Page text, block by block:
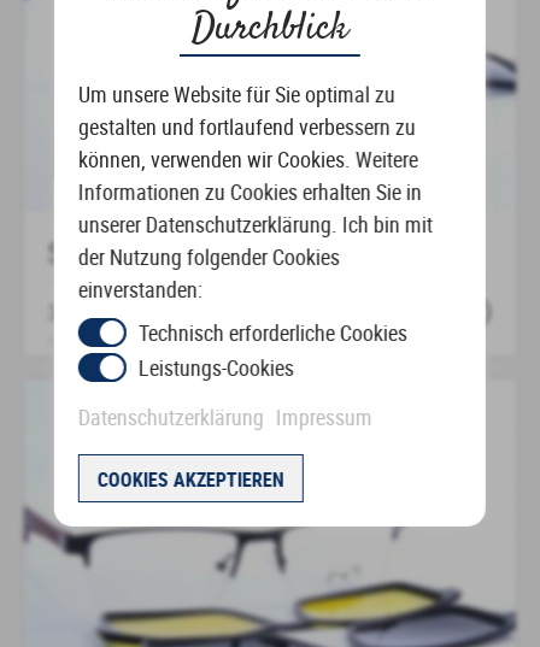
Durchblick
Um unsere Website für Sie optimal zu
gestalten und fortlaufend verbessern zu
können, verwenden wir Cookies. Weitere
Informationen zu Cookies erhalten Sie in
unserer Datenschutzerklärung. Ich bin mit
der Nutzung folgender Cookies
einverstanden:
Technisch erforderliche Cookies
Leistungs-Cookies
Datenschutzerklärung Impressum
COOKIES AKZEPTIEREN
können
Produktseite
gewählt
werden
SONNENCLIPBRILLE – 536
30,00€–
Versandkosten
Dieses
Produkt
Varianten
auf.